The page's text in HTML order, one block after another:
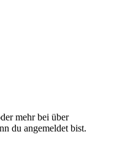
mehr bei über
du angemeldet bist.